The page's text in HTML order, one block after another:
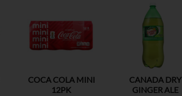
COCA COLA MINI
12PK
CANADA DRY
GINGER ALE